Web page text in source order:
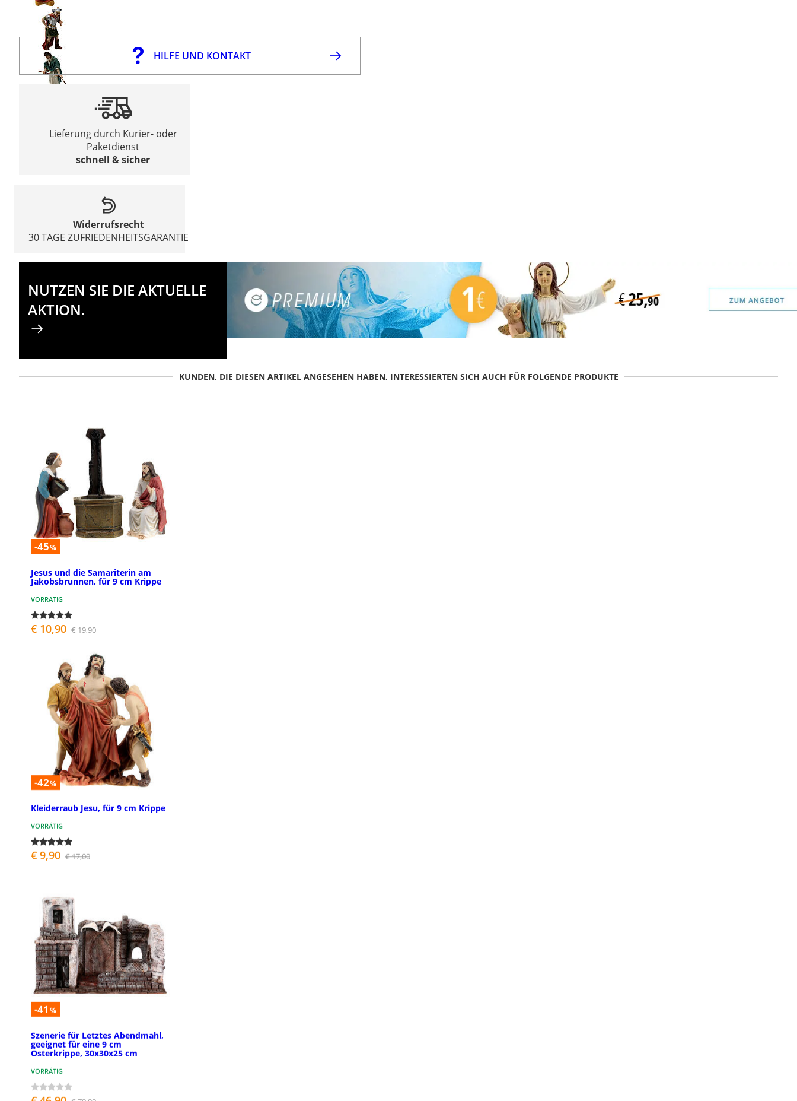
HILFE UND KONTAKT
Lieferung durch Kurier- oder
Paketdienst
schnell & sicher
Widerrufsrecht
30 TAGE ZUFRIEDENHEITSGARANTIE
NUTZEN SIE DIE AKTUELLE
AKTION.
KUNDEN, DIE DIESEN ARTIKEL ANGESEHEN HABEN, INTERESSIERTEN SICH AUCH FÜR FOLGENDE PRODUKTE
-45%
Jesus und die Samariterin am
Jakobsbrunnen, für 9 cm Krippe
VORRÄTIG
€ 10,90 € 19,90
-42%
Kleiderraub Jesu, für 9 cm Krippe
VORRÄTIG
€ 9,90 € 17,00
-41 %
Szenerie für Letztes Abendmahl,
geeignet für eine 9 cm
Osterkrippe, 30x30x25 cm
VORRÄTIG